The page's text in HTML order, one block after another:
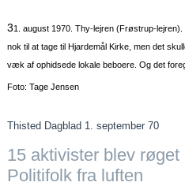
31. august 1970. Thy-lejren (Frøstrup-
nok til at tage til Hjardemål Kirke, men det
væk af ophidsede lokale beboere. Og det
Foto: Tage Jensen
Thisted Dagblad 1. september 70
15 aktivister blev røget
Politifolk fra luften